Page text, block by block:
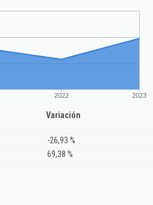
2022 2023
Variación
-26,93 %
69,38 %